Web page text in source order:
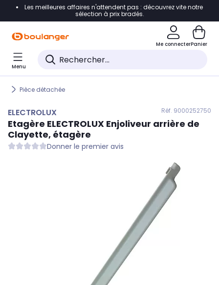
Accéder directement à la navigation
Accéder directement au pied de page
Accéder directement au chatbot
Les meilleures affaires n'attendent pas : découvrez vite notre
sélection à prix bradés.
Me connecterPanier
Menu
Pièce détachée
ELECTROLUX Réf. 9000252750
Etagère ELECTROLUX Enjoliveur arrière de
Clayette, étagère
Donner le premier avis